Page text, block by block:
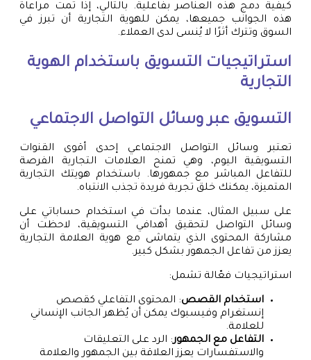
كيفية دمج هذه العناصر بفاعلية. بالتالي، إذا تمت مراعاة
هذه الجوانب جميعها، يمكن للهوية التجارية أن تبرز في
السوق وتترك أثرًا لا يُنسى لدى العملاء.
استراتيجيات التسويق باستخدام الهوية
التجارية
التسويق عبر وسائل التواصل الاجتماعي
تعتبر وسائل التواصل الاجتماعي إحدى أقوى القنوات
التسويقية اليوم، وهي تمنح العلامات التجارية الفرصة
للتفاعل المباشر مع جمهورها. باستخدام هويتك التجارية
المتميزة، يمكنك خلق تجربة فريدة تجذب الانتباه.
على سبيل المثال، عندما بدأت في استخدام حساباتي على
وسائل التواصل لتحقيق أهدافي التسويقية، لاحظت أن
مشاركة المحتوى الذي يتماشى مع هوية العلامة التجارية
يعزز من تفاعل الجمهور بشكل كبير.
استراتيجيات فعّالة تشمل:
استخدام القصص: المحتوى التفاعلي كقصص
إنستغرام وفيسبوك يمكن أن يُظهر الجانب الإنساني
للعلامة.
التفاعل مع الجمهور: الرد على التعليقات
والاستفسارات يعزز العلاقة بين الجمهور والعلامة